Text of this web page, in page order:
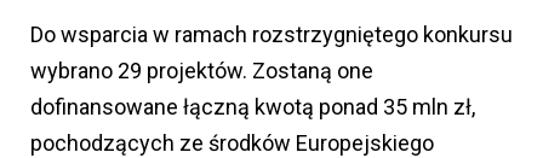
Do wsparcia w ramach rozstrzygniętego konkursu
wybrano 29 projektów. Zostaną one
dofinansowane łączną kwotą ponad 35 mln zł,
pochodzących ze środków Europejskiego